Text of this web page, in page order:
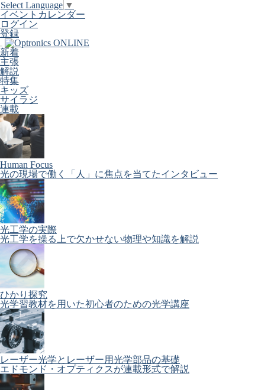
Select Language ▼
イベントカレンダー
ログイン
登録
新着
主張
解説
特集
キッズ
サイラジ
連載
Human Focus
光の現場で働く「人」に焦点を当てたインタビュー
光工学の実際
光工学を操る上で欠かせない物理や知識を解説
ひかり探究
光学習教材を用いた初心者のための光学講座
レーザー光学とレーザー用光学部品の基礎
エドモンド・オプティクスが連載形式で解説